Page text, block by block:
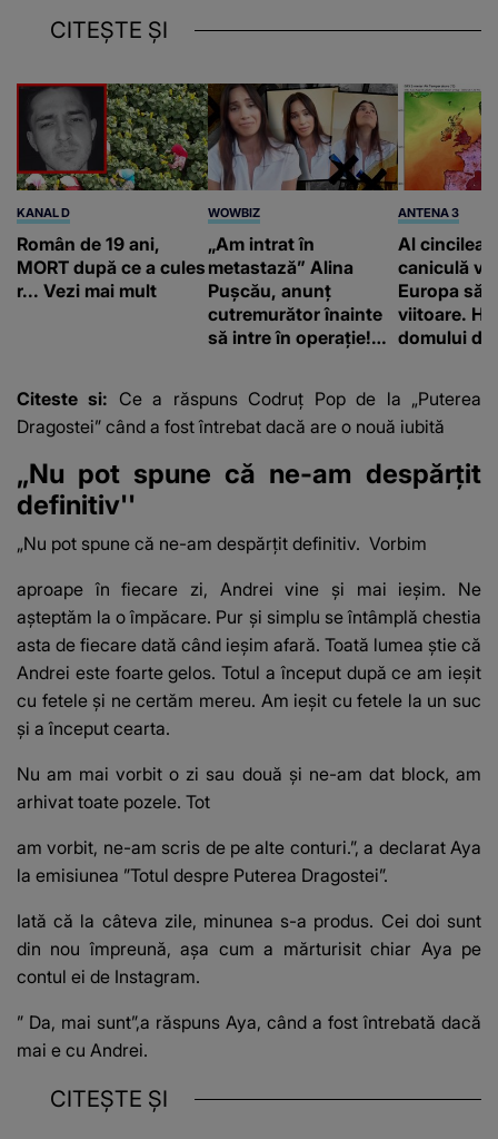
CITEȘTE ȘI
KANAL D
Român de 19 ani,
MORT după ce a cules
r... Vezi mai mult
WOWBIZ
„Am intrat în
metastază” Alina
Pușcău, anunț
cutremurător înainte
să intre în operație!
fanilor
ANTENA 3
Al cincilea
caniculă
Europa
viitoare.
domului de
Citeste si: Ce a răspuns Codruț Pop de la „Puterea
Dragostei” când a fost întrebat dacă are o nouă iubită
„Nu pot spune că ne-am despărțit
definitiv''
„Nu pot spune că ne-am despărțit definitiv. Vorbim
aproape în fiecare zi, Andrei vine și mai ieșim. Ne
așteptăm la o împăcare. Pur și simplu se întâmplă chestia
asta de fiecare dată când ieșim afară. Toată lumea știe că
Andrei este foarte gelos. Totul a început după ce am ieșit
cu fetele și ne certăm mereu. Am ieșit cu fetele la un suc
și a început cearta.
Nu am mai vorbit o zi sau două și ne-am dat block, am
arhivat toate pozele. Tot
am vorbit, ne-am scris de pe alte conturi.”, a declarat Aya
la emisiunea ”Totul despre Puterea Dragostei”.
Iată că la câteva zile, minunea s-a produs. Cei doi sunt
din nou împreună, așa cum a mărturisit chiar Aya pe
contul ei de Instagram.
” Da, mai sunt”,a răspuns Aya, când a fost întrebată dacă
mai e cu Andrei.
CITEȘTE ȘI